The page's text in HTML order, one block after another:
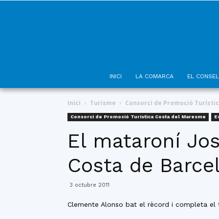
INICI LA COMARCA EL
Inici Turisme Consorci de Promoció
Consorci de Promoció Turística Costa del Maresme
El mataroní
Costa de
3 octubre 2011
Clemente Alonso bat el rècord i completa el